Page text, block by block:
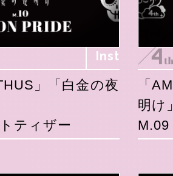
Inst
」「白金の夜
ティザー
「
明け